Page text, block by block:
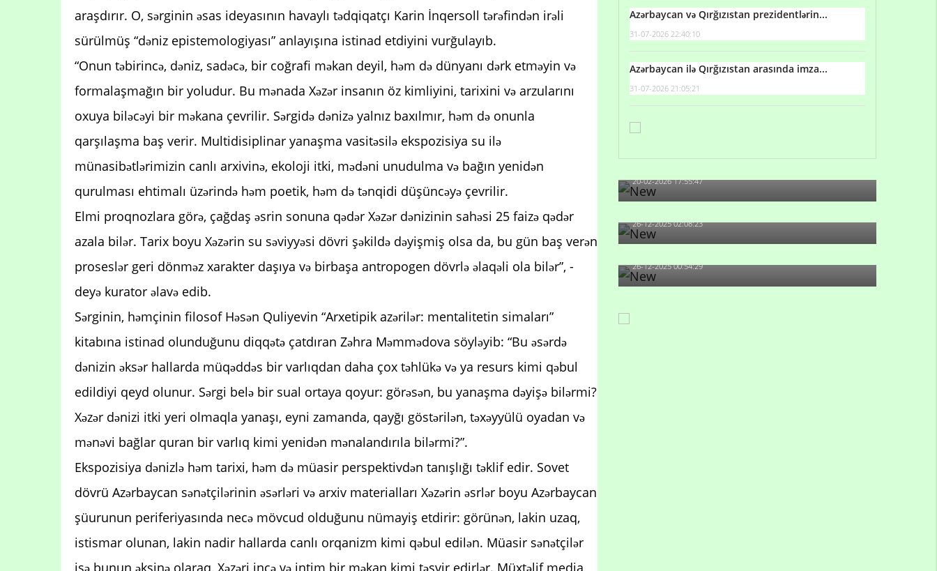
araşdırır. O, sərginin əsas ideyasının havaylı tədqiqatçı Karin İnqersoll tərəfindən irəli
sürülmüş “dəniz epistemologiyası” anlayışına istinad etdiyini vurğulayıb.
“Onun təbirincə, dəniz, sadəcə, bir coğrafi məkan deyil, həm də dünyanı dərk etməyin və
formalaşmağın bir yoludur. Bu mənada Xəzər insanın öz kimliyini, tarixini və arzularını
oxuya biləcəyi bir məkana çevrilir. Sərgidə dənizə yalnız baxılmır, həm də onunla
qarşılaşma baş verir. Multidisiplinar yanaşma vasitəsilə ekspozisiya su ilə
münasibətlərimizin canlı arxivinə, ekoloji itki, mədəni unudulma və bağın yenidən
qurulması ehtimalı üzərində həm poetik, həm də tənqidi düşüncəyə çevrilir.
Elmi proqnozlara görə, çağdaş əsrin sonuna qədər Xəzər dənizinin sahəsi 25 faizə qədər
azala bilər. Tarix boyu Xəzərin su səviyyəsi dövri şəkildə dəyişmiş olsa da, bu gün baş verən
proseslər geri dönməz xarakter daşıya və birbaşa antropogen dövrlə əlaqəli ola bilər”, -
deyə kurator əlavə edib.
Sərginin, həmçinin filosof Həsən Quliyevin “Arxetipik azərilər: mentalitetin simaları”
kitabına istinad olunduğunu diqqətə çatdıran Zəhra Məmmədova söyləyib: “Bu əsərdə
dənizin əksər hallarda müqəddəs bir varlıqdan daha çox təhlükə və ya resurs kimi qəbul
edildiyi qeyd olunur. Sərgi belə bir sual ortaya qoyur: görəsən, bu yanaşma dəyişə bilərmi?
Xəzər dənizi itki yeri olmaqla yanaşı, eyni zamanda, qayğı göstərilən, təxəyyülü oyadan və
mənəvi bağlar quran bir varlıq kimi yenidən mənalandırıla bilərmi?”.
Ekspozisiya dənizlə həm tarixi, həm də müasir perspektivdən tanışlığı təklif edir. Sovet
dövrü Azərbaycan sənətçilərinin əsərləri və arxiv materialları Xəzərin əsrlər boyu Azərbaycan
şüurunun periferiyasında necə mövcud olduğunu nümayiş etdirir: görünən, lakin uzaq,
istismar olunan, lakin nadir hallarda canlı orqanizm kimi qəbul edilən. Müasir sənətçilər
Azərbaycan və Qırğızıstan prezidentlərin...
31-07-2026 22:40:10
Azərbaycan ilə Qırğızıstan arasında imza...
31-07-2026 21:05:21
20-02-2026 17:55:47
Məni bura NAZİR GÖNDƏRİB - 1937-ci ildən
fəaliyyətdə olan və...
26-12-2025 02:08:23
-Ay qız, sən məhkəməni udmayacaqsan... Sən
bilirsən də, məni...
26-12-2025 00:54:29